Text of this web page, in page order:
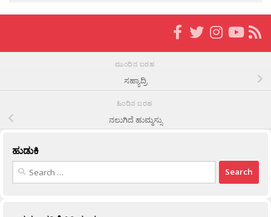
ಮುಂದಿನ ಬರಹ
ಸಹ್ಯಾದ್ರಿ
ಹಿಂದಿನ ಬರಹ
ನಲುಗಿದೆ ಹುಮ್ಮಸ್ಸು
ಹುಡುಕಿ
Search